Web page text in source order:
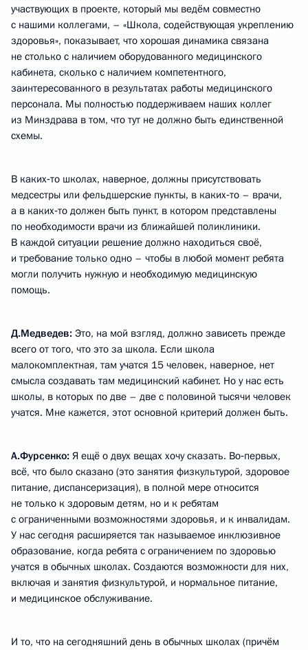
участвующих в проекте, который мы ведём совместно
с нашими коллегами, – «Школа, содействующая укреплению
здоровья», показывает, что хорошая динамика связана
не столько с наличием оборудованного медицинского
кабинета, сколько с наличием компетентного,
заинтересованного в результатах работы медицинского
персонала. Мы полностью поддерживаем наших коллег
из Минздрава в том, что тут не должно быть единственной
схемы.
В каких‑то школах, наверное, должны присутствовать
медсестры или фельдшерские пункты, в каких‑то – врачи,
а в каких‑то должен быть пункт, в котором представлены
по необходимости врачи из ближайшей поликлиники.
В каждой ситуации решение должно находиться своё,
и требование только одно – чтобы в любой момент ребята
могли получить нужную и необходимую медицинскую
помощь.
Д.Медведев: Это, на мой взгляд, должно зависеть прежде
всего от того, что это за школа. Если школа
малокомплектная, там учатся 15 человек, наверное, нет
смысла создавать там медицинский кабинет. Но у нас есть
школы, в которых по две – две с половиной тысячи человек
учатся. Мне кажется, этот основной критерий должен быть.
А.Фурсенко: Я ещё о двух вещах хочу сказать. Во‑первых,
всё, что было сказано (это занятия физкультурой, здоровое
питание, диспансеризация), в полной мере относится
не только к здоровым детям, но и к ребятам
с ограниченными возможностями здоровья, и к инвалидам.
У нас сегодня расширяется так называемое инклюзивное
образование, когда ребята с ограничением по здоровью
учатся в обычных школах. Создаются возможности для них,
включая и занятия физкультурой, и нормальное питание,
и медицинское обслуживание.
И то, что на сегодняшний день в обычных школах (причём